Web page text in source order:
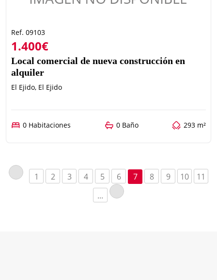
Ref. 09103
1.400€
Local comercial de nueva construcción en
alquiler
El Ejido, El Ejido
0 Habitaciones 0 Baño 293 m²
1 2 3 4 5 6 7 8 9 10
11
...